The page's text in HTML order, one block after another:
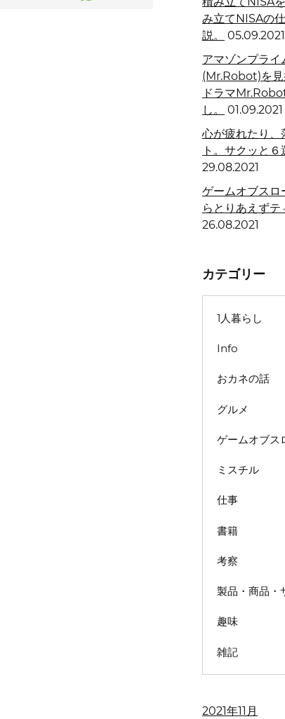
み立てNISAの
説。
05.09.2021
アマゾンプライ
(Mr.Robot)を見
ドラマ
し。
01.09.2021
心が疲れたり、
ト。サクッと６
29.08.2021
ゲームオブスロ
らとりあえず
26.08.2021
カテゴリー
1人暮らし
Info
おカネの話
グルメ
ゲームオブス
ミスチル
仕事
書籍
考察
製品・商品・
趣味
雑記
2021年11月